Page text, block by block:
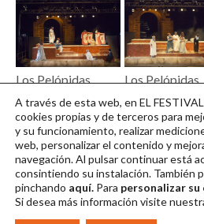
Los Pelópidas.
Cáparra / Foto:
Jero Morales 07
Descargar en alta
Los Pelópidas.
Cáparra / Foto:
Jero Morales
Descargar en
A través de esta web, en EL
cookies propias y de terceros para
y su funcionamiento, realizar
web, personalizar el contenido y
navegación. Al pulsar continuarestá
consintiendo su instalación. También
pinchando aquí. Para personalizar su
Si desea más información visite